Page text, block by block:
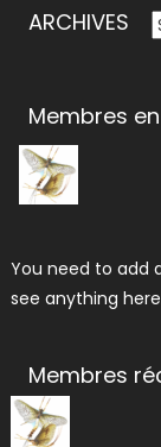
ARCHIVES
Membres
You need to add
see anything
Membres